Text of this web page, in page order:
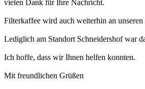
vielen Dank für Ihre Nachricht.
Filterkaffee wird auch weiterhin an
Lediglich am Standort Schneidershof war
Ich hoffe, dass wir Ihnen helfen konnten.
Mit freundlichen Grüßen